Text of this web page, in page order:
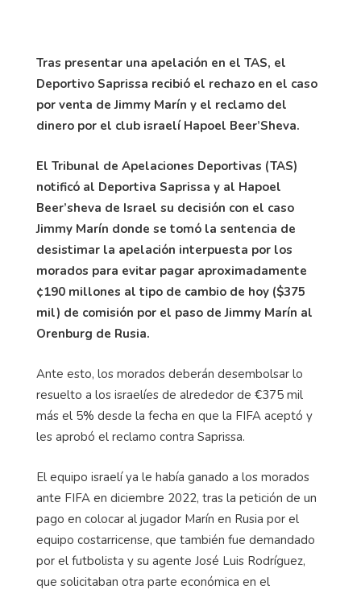
Tras presentar una apelación en el TAS, el
Deportivo Saprissa recibió el rechazo en el caso
por venta de Jimmy Marín y el reclamo del
dinero por el club israelí Hapoel Beer’Sheva.
El Tribunal de Apelaciones Deportivas (TAS)
notificó al Deportiva Saprissa y al Hapoel
Beer’sheva de Israel su decisión con el caso
Jimmy Marín donde se tomó la sentencia de
desistimar la apelación interpuesta por los
morados para evitar pagar aproximadamente
¢190 millones al tipo de cambio de hoy ($375
mil) de comisión por el paso de Jimmy Marín al
Orenburg de Rusia.
Ante esto, los morados deberán desembolsar lo
resuelto a los israelíes de alrededor de €375 mil
más el 5% desde la fecha en que la FIFA aceptó y
les aprobó el reclamo contra Saprissa.
El equipo israelí ya le había ganado a los morados
ante FIFA en diciembre 2022, tras la petición de un
pago en colocar al jugador Marín en Rusia por el
equipo costarricense, que también fue demandado
por el futbolista y su agente José Luis Rodríguez,
que solicitaban otra parte económica en el